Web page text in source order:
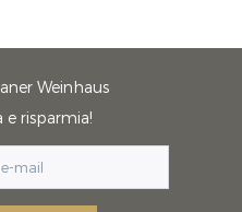
Weinhaus
e risparmia!